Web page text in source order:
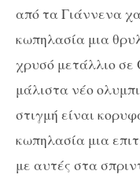
από τα Γιάννενα
κωπηλασία μια
χρυσό μετάλλιο σε
μάλιστα νέο
στιγμή είναι
κωπηλασία μια
με αυτές στα